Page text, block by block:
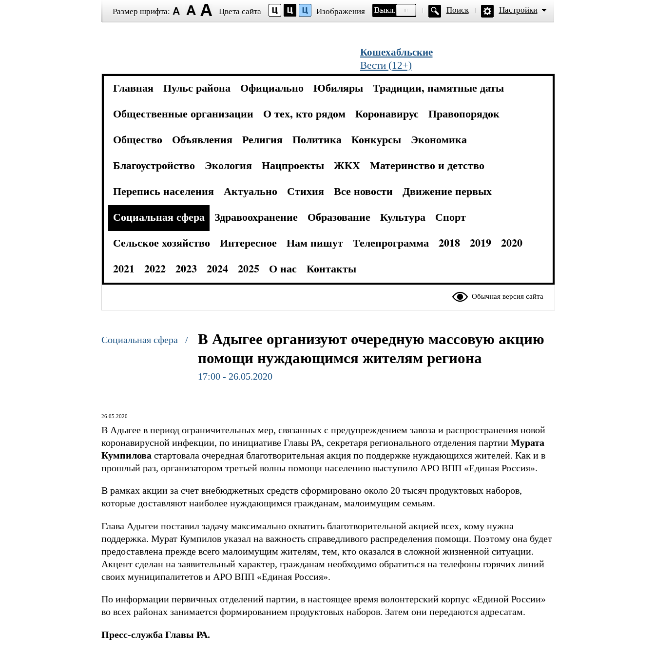
Размер шрифта: Цвета сайта Изображения Поиск Настройки
Кошехабльские
Вести (12+)
Главная Пульс района Официально Юбиляры
Традиции, памятные даты
Общественные организации
О тех, кто рядом Коронавирус
Правопорядок
Общество
Объявления Религия Политика Конкурсы
Экономика
Благоустройство
Экология Нацпроекты ЖКХ
Материнство и детство
Перепись населения
Актуально Стихия Все новости
Движение первых
Социальная сфера
Здравоохранение Образование Культура
Спорт
Сельское хозяйство
Интересное Нам пишут Телепрограмма 2018 2019
2020
2021
2022 2023 2024 2025 О нас Контакты
Обычная версия сайта
Социальная сфера /
В Адыгее организуют очередную массовую акцию
помощи нуждающимся жителям региона
17:00 - 26.05.2020
26.05.2020
В Адыгее в период ограничительных мер, связанных с предупреждением завоза и распространения новой
коронавирусной инфекции, по инициативе Главы РА, секретаря регионального отделения партии Мурата
Кумпилова стартовала очередная благотворительная акция по поддержке нуждающихся жителей. Как и в
прошлый раз, организатором третьей волны помощи населению выступило АРО ВПП «Единая Россия».
В рамках акции за счет внебюджетных средств сформировано около 20 тысяч продуктовых наборов,
которые доставляют наиболее нуждающимся гражданам, малоимущим семьям.
Глава Адыгеи поставил задачу максимально охватить благотворительной акцией всех, кому нужна
поддержка. Мурат Кумпилов указал на важность справедливого распределения помощи. Поэтому она будет
предоставлена прежде всего малоимущим жителям, тем, кто оказался в сложной жизненной ситуации.
Акцент сделан на заявительный характер, гражданам необходимо обратиться на телефоны горячих линий
своих муниципалитетов и АРО ВПП «Единая Россия».
По информации первичных отделений партии, в настоящее время волонтерский корпус «Единой России»
во всех районах занимается формированием продуктовых наборов. Затем они передаются адресатам.
Пресс-служба Главы РА.